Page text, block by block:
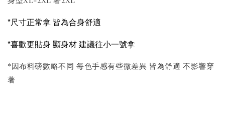
*尺寸正常拿 皆為合身舒適
*喜歡更貼身 顯身材 建議往小一號拿
*因布料磅數略不同 每色手感有些微差異 皆為舒適 不影響穿
著